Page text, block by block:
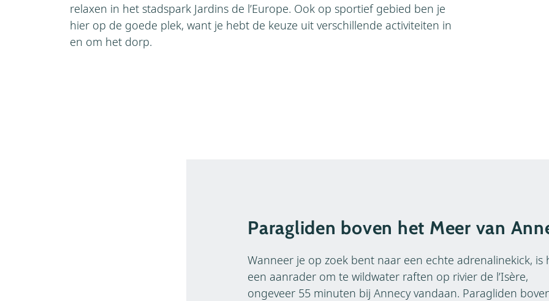
relaxen in het stadspark Jardins de l’Europe. Ook op sportief gebied ben je
hier op de goede plek, want je hebt de keuze uit verschillende activiteiten in
en om het dorp.
Paragliden boven het Meer van
Wanneer je op zoek bent naar een echte adrenalinekick, is
een aanrader om te wildwater raften op rivier de l’Isère,
ongeveer 55 minuten bij Annecy vandaan. Paragliden